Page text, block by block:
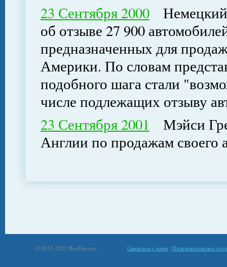
23 Сентября 2000 Немецкий
об отзыве 27 900
предназначенных для
Америки. По словам
подобного шага стали
числе подлежащих отзыву
23 Сентября 2001 Мэйси
Англии по продажам своего
© 2013-2023 BuyDays.ru Связаться с нами | Пользовательское